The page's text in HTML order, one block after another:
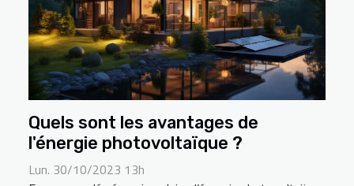
Quels sont les avantages de
l'énergie photovoltaïque ?
Lun. 30/10/2023 13h